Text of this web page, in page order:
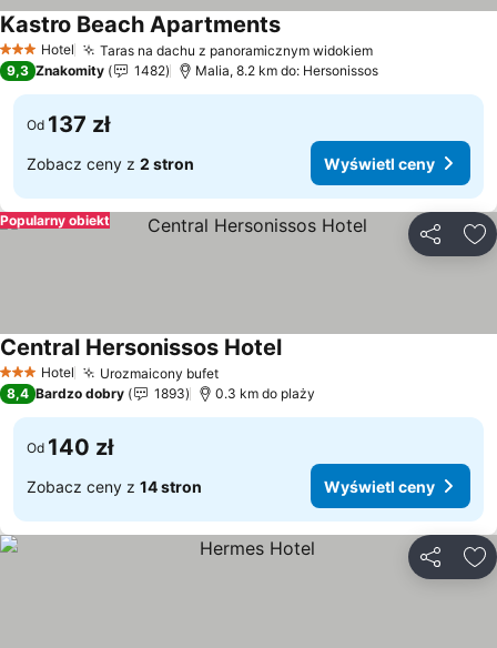
3 Kategoria
Hotel Taras na dachu z panoramicznym widokiemWyświetl ceny
Kastro Beach ApartmentsWyświetl ceny
9,3 Znakomity 1482 Malia, 8.2 km do: Hersonissos
Od 137 zł
Zobacz ceny z 2 stron Wyświetl ceny
Popularny obiekt
3 Kategoria
Hotel Urozmaicony bufetWyświetl ceny
Central Hersonissos HotelWyświetl ceny
8,4 Bardzo dobry 1893 0.3 km do plaży
Od 140 zł
Zobacz ceny z 14 stron Wyświetl ceny